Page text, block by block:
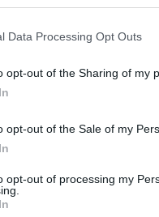
Data Processing Opt Outs
opt-out of the Sharing of my
opt-out of the Sale of my
opt-out of processing my
come un presidio
sensibili. Ma
sindaco al centro
che
di Campo de' Fiori,
rendersi conto
vivono i cittadini del
le ore notturne
che ha accolto
residenti a piazza
de' Fiori di